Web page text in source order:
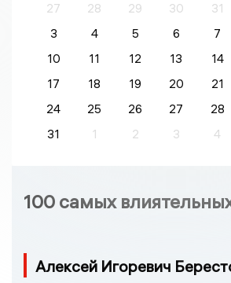
27
28 29 30 31
3
4 5 6 7
10
11 12 13 14
17
18 19 20 21
24
25 26 27 28
31
1 2 3 4
100 самых
Алексей Игоревич